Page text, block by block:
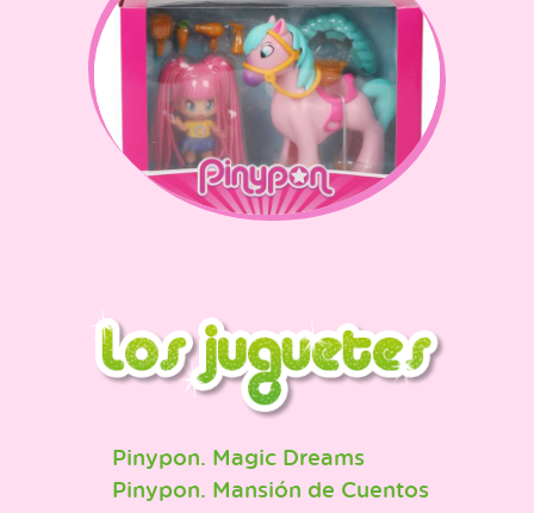
Pinypon. Magic Dreams
Pinypon. Mansión de Cuentos